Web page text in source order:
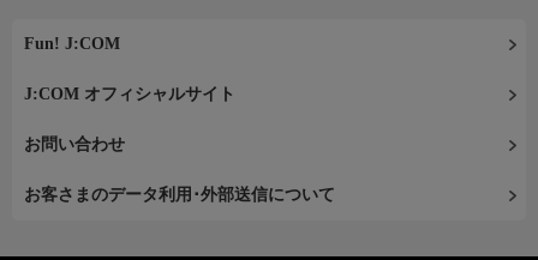
Fun! J:COM
J:COM オフィシャルサイト
お問い合わせ
お客さまのデータ利用･外部送信について